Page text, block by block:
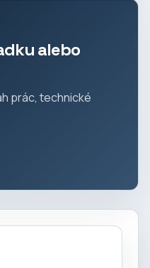
alebo
prác, technické